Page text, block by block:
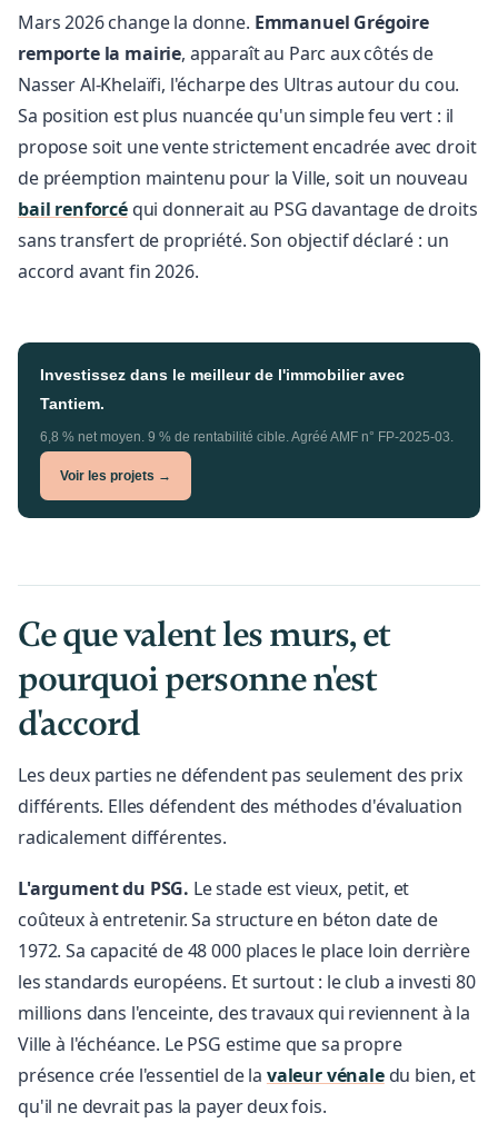
Mars 2026 change la donne. Emmanuel Grégoire
remporte la mairie, apparaît au Parc aux côtés de
Nasser Al-Khelaïfi, l'écharpe des Ultras autour du cou.
Sa position est plus nuancée qu'un simple feu vert : il
propose soit une vente strictement encadrée avec droit
de préemption maintenu pour la Ville, soit un nouveau
bail renforcéqui donnerait au PSG davantage de droits
sans transfert de propriété. Son objectif déclaré : un
accord avant fin 2026.
Investissez dans le meilleur de l'immobilier avec
Tantiem.
6,8 % net moyen. 9 % de rentabilité cible. Agréé AMF n° FP-2025-03.
Voir les projets →
Ce que valent les murs, et
pourquoi personne n'est
d'accord
Les deux parties ne défendent pas seulement des prix
différents. Elles défendent des méthodes d'évaluation
radicalement différentes.
L'argument du PSG. Le stade est vieux, petit, et
coûteux à entretenir. Sa structure en béton date de
1972. Sa capacité de 48 000 places le place loin derrière
les standards européens. Et surtout : le club a investi 80
millions dans l'enceinte, des travaux qui reviennent à la
Ville à l'échéance. Le PSG estime que sa propre
présence crée l'essentiel de la valeur vénaledu bien, et
qu'il ne devrait pas la payer deux fois.